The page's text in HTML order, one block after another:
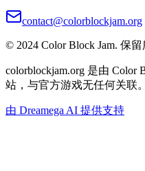
contact@colorblockjam.org
© 2024 Color Block Jam. 保留
colorblockjam.org 是由 Color
站，与官方游戏无任何关联。
由 Dreamega AI 提供支持